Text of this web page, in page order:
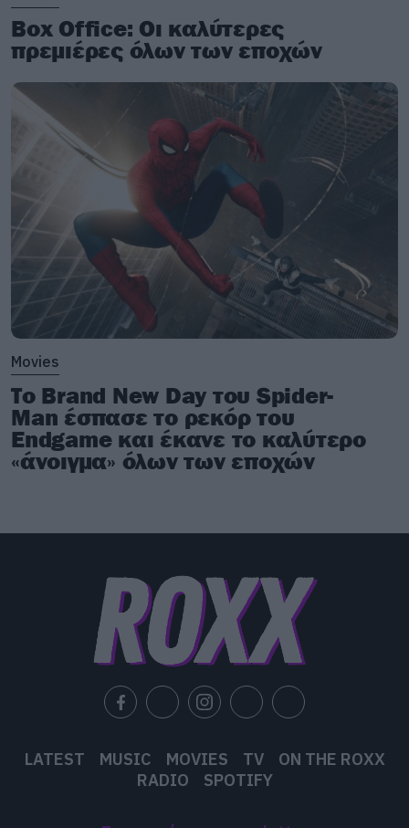
Box Office: Οι καλύτερες
πρεμιέρες όλων των εποχών
Movies
Το Brand New Day του Spider-
Man έσπασε το ρεκόρ του
Endgame και έκανε το καλύτερο
«άνοιγμα» όλων των εποχών
LATEST MUSIC MOVIES TV
ON THE ROXX
RADIO
SPOTIFY